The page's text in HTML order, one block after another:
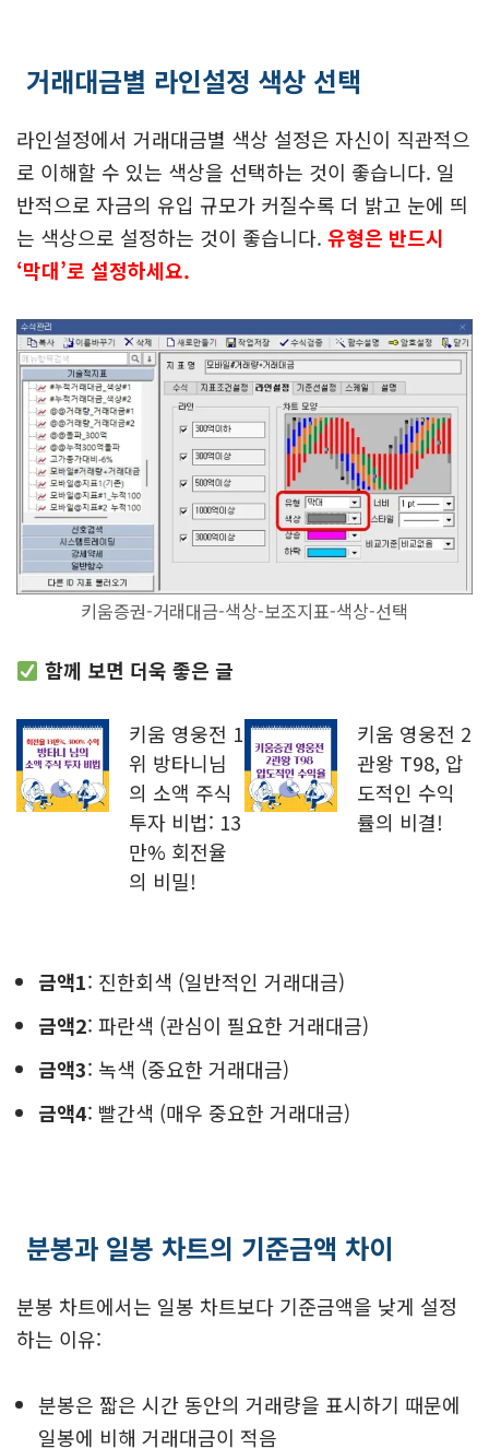
거래대금별 라인설정 색상 선택
라인설정에서 거래대금별 색상 설정은 자신이 직관적으
로 이해할 수 있는 색상을 선택하는 것이 좋습니다. 일
반적으로 자금의 유입 규모가 커질수록 더 밝고 눈에 띄
는 색상으로 설정하는 것이 좋습니다. 유형은 반드시
‘막대’로 설정하세요.
키움증권-거래대금-색상-보조지표-색상-선택
함께 보면 더욱 좋은 글
키움 영웅전 1
위 방타니님
의 소액 주식
투자 비법: 13
만% 회전율
의 비밀!
키움 영웅전 2
관왕 T98, 압
도적인 수익
률의 비결!
금액1: 진한회색 (일반적인 거래대금)
금액2: 파란색 (관심이 필요한 거래대금)
금액3: 녹색 (중요한 거래대금)
금액4: 빨간색 (매우 중요한 거래대금)
분봉과 일봉 차트의 기준금액 차이
분봉 차트에서는 일봉 차트보다 기준금액을 낮게 설정
하는 이유:
분봉은 짧은 시간 동안의 거래량을 표시하기 때문에
일봉에 비해 거래대금이 적음